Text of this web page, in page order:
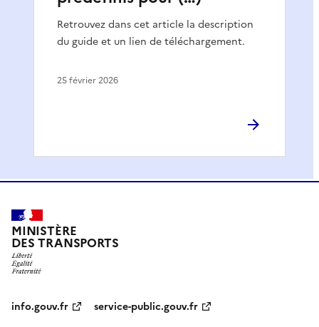
Retrouvez dans cet article la description
du guide et un lien de téléchargement.
25 février 2026
MINISTÈRE
DES TRANSPORTS
info.gouv.fr service-public.gouv.fr